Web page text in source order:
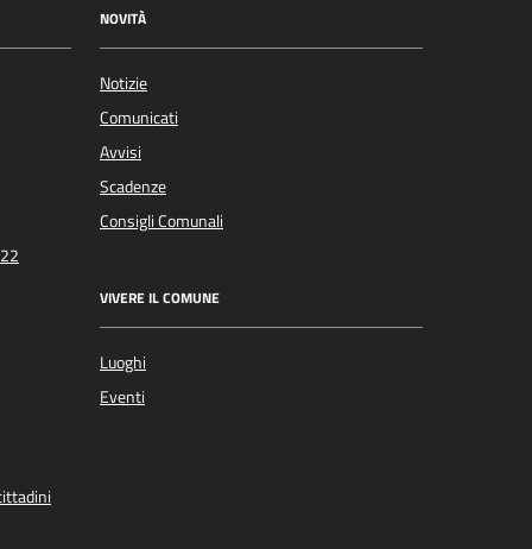
NOVITÀ
Notizie
Comunicati
Avvisi
Scadenze
Consigli Comunali
VIVERE IL COMUNE
Luoghi
Eventi